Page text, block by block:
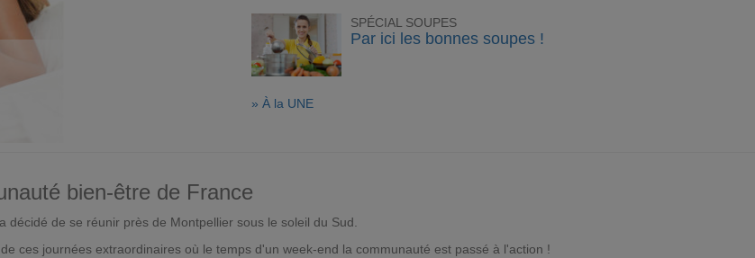
SPÉCIAL SOUPES
Par ici les bonnes soupes !
» À la UNE
bien-être de France
de se réunir près de Montpellier sous le soleil du Sud.
ces journées extraordinaires où le temps d'un week-end la communauté est passé à l'action !